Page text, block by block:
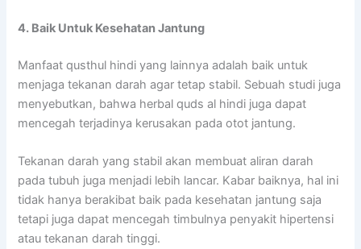
4. Baik Untuk Kesehatan Jantung
Manfaat qusthul hindi yang lainnya adalah baik untuk
menjaga tekanan darah agar tetap stabil. Sebuah studi juga
menyebutkan, bahwa herbal quds al hindi juga dapat
mencegah terjadinya kerusakan pada otot jantung.
Tekanan darah yang stabil akan membuat aliran darah
pada tubuh juga menjadi lebih lancar. Kabar baiknya, hal ini
tidak hanya berakibat baik pada kesehatan jantung saja
tetapi juga dapat mencegah timbulnya penyakit hipertensi
atau tekanan darah tinggi.